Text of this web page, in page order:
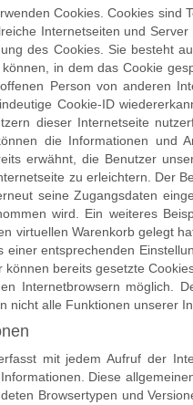
Cookies. Cookies
Internetseiten und
des Cookies. Sie besteht
in dem das Cookie
Person von anderen
Cookie-ID
dieser Internetseite
die Informationen und
erwähnt, die Benutzer
zu erleichtern. Der
seine Zugangsdaten
wird. Ein weiteres
virtuellen Warenkorb gelegt
entsprechenden
bereits gesetzte
Internetbrowsern möglich.
alle Funktionen unserer
mit jedem Aufruf der
Diese
Browsertypen und